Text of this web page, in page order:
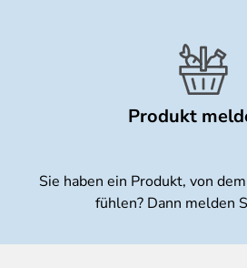
Produkt
Sie haben ein Produkt, von
fühlen? Dann melden